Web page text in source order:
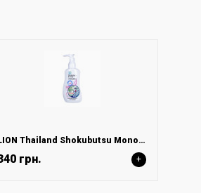
LION Thailand Shokubutsu Monogatari Гель-пена для интимной гигиены с алоэ вера и периллой, 150 мл
грн. +